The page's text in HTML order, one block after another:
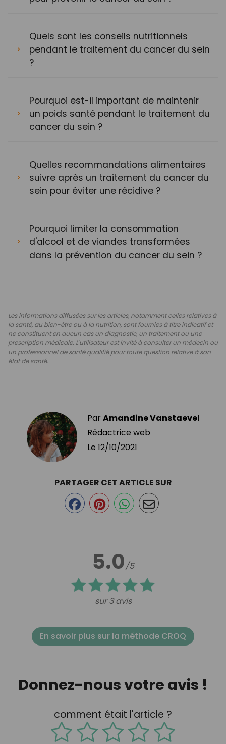
Quels sont les conseils nutritionnels
pendant le traitement du cancer du sein
?
Pourquoi est-il important de maintenir
un poids santé pendant le traitement du
cancer du sein ?
Quelles recommandations alimentaires
suivre après un traitement du cancer du
sein pour éviter une récidive ?
Pourquoi limiter la consommation
d'alcool et de viandes transformées
dans la prévention du cancer du sein ?
Les informations diffusées sur les articles, notamment celles relatives à
la santé, au bien-être ou à la nutrition, sont fournies à titre indicatif et
ne constituent en aucun cas un diagnostic, un traitement ou une
prescription médicale. L'utilisateur est invité à consulter un médecin ou
un professionnel de santé qualifié pour toute question relative à son
état de santé.
ParAmandine Vanstaevel
Rédactrice web
Le 12/10/2021
5.0/5
sur 3 avis
PARTAGER CET ARTICLE SUR
En savoir plus sur la méthode CROQ
Donnez-nous votre avis !
comment était l'article ?